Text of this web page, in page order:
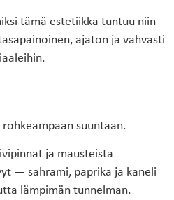
tämä estetiikka tuntuu niin
ajaton ja vahvasti
suuntaan.
ja mausteista
— sahrami, paprika ja kaneli
lämpimän tunnelman.